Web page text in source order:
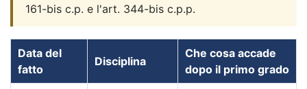
161-bis c.p. e l'art. 344-bis c.p.p.
Data del
fatto
Disciplina
Che cosa accade
dopo il primo grado